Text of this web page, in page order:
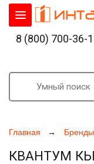
Главная Бренды
КВАНТУМ
8 (800) 700-36-